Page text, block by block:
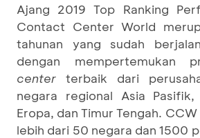
Ajang 2019 Top Ranking
Contact Center World
tahunan yang sudah
dengan mempertemukan
center terbaik dari
negara regional Asia
Eropa, dan Timur Tengah.
lebih dari 50 negara dan 1500